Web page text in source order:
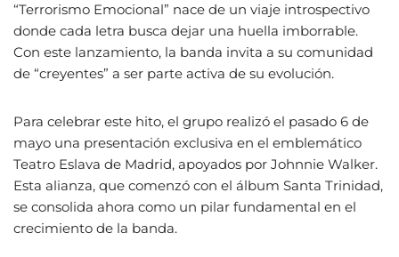
“Terrorismo Emocional” nace de un viaje introspectivo
donde cada letra busca dejar una huella imborrable.
Con este lanzamiento, la banda invita a su comunidad
de “creyentes” a ser parte activa de su evolución.
Para celebrar este hito, el grupo realizó el pasado 6 de
mayo una presentación exclusiva en el emblemático
Teatro Eslava de Madrid, apoyados por Johnnie Walker.
Esta alianza, que comenzó con el álbum Santa Trinidad,
se consolida ahora como un pilar fundamental en el
crecimiento de la banda.